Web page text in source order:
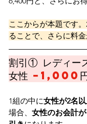
ここからが本題です
ることで、さらに料金
割引① レディー
女性 −1,000
1組の中に女性が2名
場合、 女性のお会計